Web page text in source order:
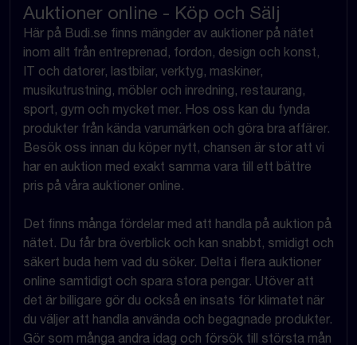
Auktioner online - Köp och Sälj
Här på Budi.se finns mängder av auktioner på nätet
inom allt från entreprenad, fordon, design och konst,
IT och datorer, lastbilar, verktyg, maskiner,
musikutrustning, möbler och inredning, restaurang,
sport, gym och mycket mer. Hos oss kan du fynda
produkter från kända varumärken och göra bra affärer.
Besök oss innan du köper nytt, chansen är stor att vi
har en auktion med exakt samma vara till ett bättre
pris på våra auktioner online.
Det finns många fördelar med att handla på auktion på
nätet. Du får bra överblick och kan snabbt, smidigt och
säkert buda hem vad du söker. Delta i flera auktioner
online samtidigt och spara stora pengar. Utöver att
det är billigare gör du också en insats för klimatet när
du väljer att handla använda och begagnade produkter.
Gör som många andra idag och försök till största mån